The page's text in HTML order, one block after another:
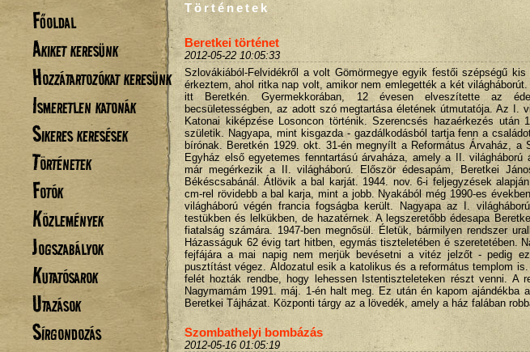
Főoldal
Akiket keresünk
Hozzátartozókat keresünk
Ismeretlen katonák
Sikeres keresések
Történetek
Fotók
Közlemények
Jogszabályok
Kutatósarok
Utazások
Sírgondozás
Történetek
Beretkei történet
2012-05-22 10:05:33
Szlovákiából-Felvidékről a volt Gömörmegye egyik festői szépségű
érkeztem, ahol ritka nap volt, amikor nem emlegették a két
itt Beretkén. Gyermekkorában, 12 évesen elveszítette az
becsületességben, az adott szó megtartása életének útmutatója. Az I.
Katonai kiképzése Losoncon történik. Szerencsés hazaérkezés után
születik. Nagyapa, mint kisgazda - gazdálkodásból tartja fenn a
bírónak. Beretkén 1929. okt. 31-én megnyílt a Református Árvaház, a
Egyház első egyetemes fenntartású árvaháza, amely a II. világháború
már megérkezik a II. világháború. Először édesapám, Beretkei
Békéscsabánál. Átlövik a bal karját. 1944. nov. 6-i feljegyzések
cm-rel rövidebb a bal karja, mint a jobb. Nyakából még 1990-es
világháború végén francia fogságba került. Nagyapa az I.
testükben és lelkükben, de hazatérnek. A legszeretőbb édesapa
fiatalság számára. 1947-ben megnősül. Életük, bármilyen rendszer
Házasságuk 62 évig tart hitben, egymás tiszteletében é szeretetében.
fejfájára a mai napig nem merjük bevésetni a vitéz jelzőt - pedig
pusztítást végez. Áldozatul esik a katolikus és a református templom
felét hozták rendbe, hogy lehessen Istentiszteleteken részt venni. A
Nagymamám 1991. máj. 1-én halt meg. Ez után én kapom ajándékba
Beretkei Tájházat. Központi tárgy az a lövedék, amely a ház falában
Szombathelyi bombázás
2012-05-16 01:05:19